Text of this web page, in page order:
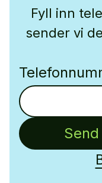
Fyll inn
sender vi